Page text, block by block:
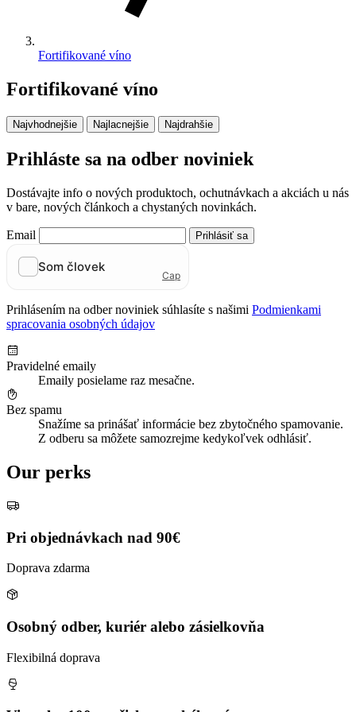
Fortifikované víno
Fortifikované víno
Najvhodnejšie Najlacnejšie Najdrahšie
Prihláste sa na odber noviniek
Dostávajte info o nových produktoch, ochutnávkach a akciách u nás
v bare, nových článkoch a chystaných novinkách.
Email Prihlásiť sa
Prihlásením na odber noviniek súhlasíte s našimi Podmienkami
spracovania osobných údajov
Pravidelné emaily
Emaily posielame raz mesačne.
Bez spamu
Snažíme sa prinášať informácie bez zbytočného spamovanie.
Z odberu sa môžete samozrejme kedykoľvek odhlásiť.
Our perks
Pri objednávkach nad 90€
Doprava zdarma
Osobný odber, kuriér alebo zásielkovňa
Flexibilná doprava